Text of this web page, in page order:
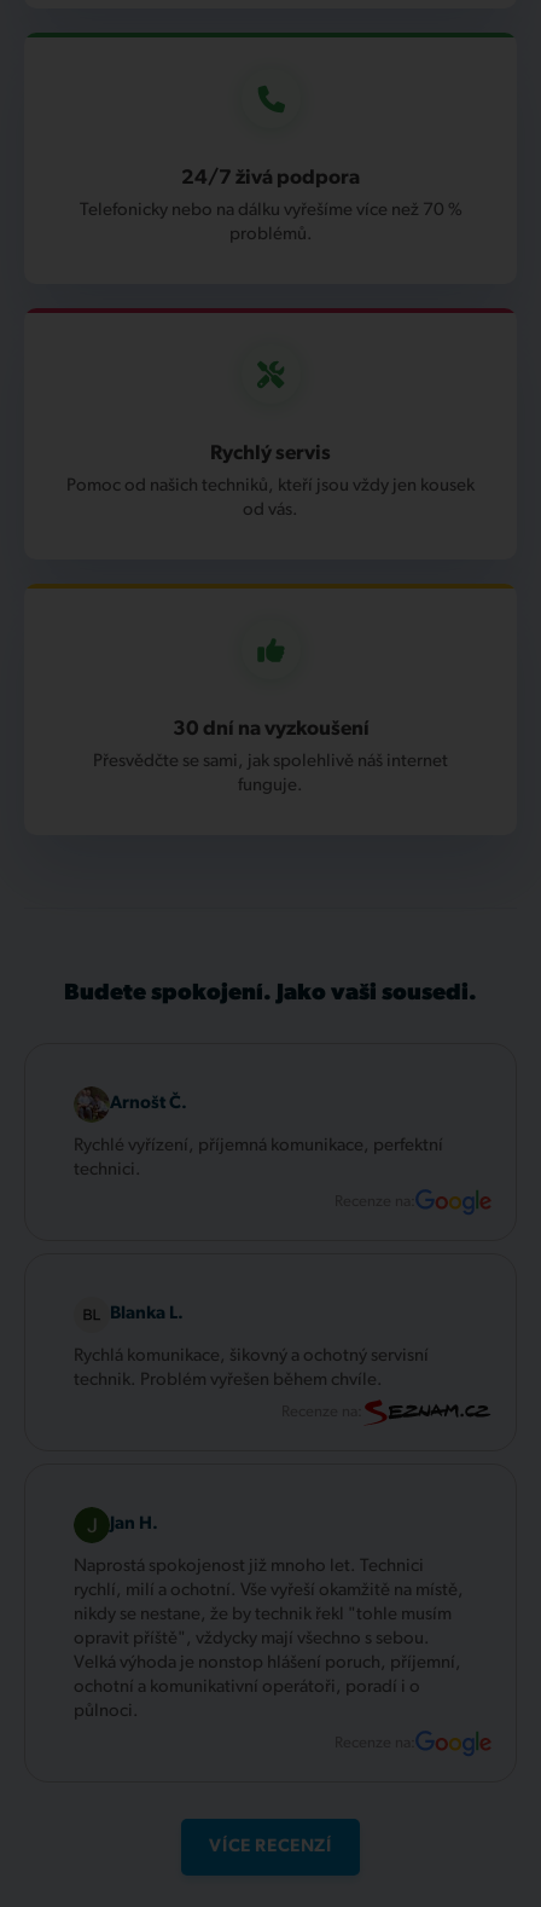
24/7 živá podpora
Telefonicky nebo na dálku vyřešíme více než 70 %
problémů.
Rychlý servis
Pomoc od našich techniků, kteří jsou vždy jen kousek
od vás.
30 dní na vyzkoušení
Přesvědčte se sami, jak spolehlivě náš internet
funguje.
Budete spokojení. Jako vaši sousedi.
Arnošt Č.
Rychlé vyřízení, příjemná komunikace, perfektní
technici.
Recenze na:
Blanka L.
Rychlá komunikace, šikovný a ochotný servisní
technik. Problém vyřešen během chvíle.
Jan H.
Naprostá spokojenost již mnoho let. Technici
rychlí, milí a ochotní. Vše vyřeší okamžitě na místě,
nikdy se nestane, že by technik řekl "tohle musím
opravit příště", vždycky mají všechno s sebou.
Velká výhoda je nonstop hlášení poruch, příjemní,
ochotní a komunikativní operátoři, poradí i o
půlnoci.
Recenze na:
VÍCE RECENZÍ